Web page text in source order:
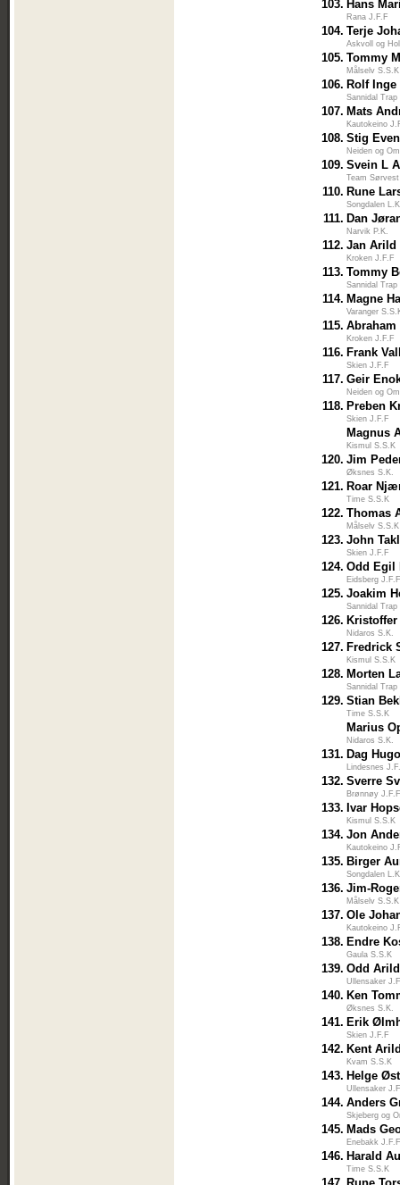
103. Hans
Rana J.F.F
104. Terje
Askvoll og
105. Tommy
Målselv S.S.K
106. Rolf
Sannidal Trap
107. Mats
Kautokeino
108. Stig
Neiden og
109. Svein L
Team Sørvest
110. Rune
Songdalen
111. Dan
Narvik P.K.
112. Jan Arild
Kroken J.F.F
113. Tommy
Sannidal Trap
114. Magne
Varanger
115.
Kroken J.F.F
116. Frank
Skien J.F.F
117. Geir
Neiden og
118. Preben
Skien J.F.F
Magnus
Kismul S.S.K
120. Jim
Øksnes S.K.
121. Roar
Time S.S.K
122. Thomas
Målselv S.S.K
123. John
Skien J.F.F
124. Odd Egil
Eidsberg
125. Joakim
Sannidal Trap
126.
Nidaros S.K.
127. Fredrick
Kismul S.S.K
128. Morten
Sannidal Trap
129. Stian
Time S.S.K
Marius
Nidaros S.K.
131. Dag
Lindesnes
132. Sverre
Brønnøy
133. Ivar
Kismul S.S.K
134. Jon
Kautokeino
135. Birger
Songdalen
136. Jim-
Målselv S.S.K
137. Ole
Kautokeino
138. Endre
Gaula S.S.K
139. Odd
Ullensaker
140. Ken
Øksnes S.K.
141. Erik
Skien J.F.F
142. Kent
Kvam S.S.K
143. Helge
Ullensaker
144. Anders
Skjeberg og
145. Mads
Enebakk
146. Harald
Time S.S.K